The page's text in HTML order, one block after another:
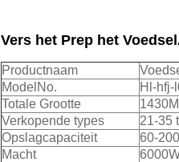
Vers het Prep het
Productnaam
ModelNo.
Hl-hfj-
Totale Grootte
Verkopende types
21-35
Opslagcapaciteit
60-
Macht